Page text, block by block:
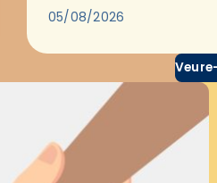
través del cinema,
05/08/2026